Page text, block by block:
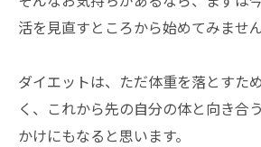
活を見直すところから始めてみません
ダイエットは、ただ体重を落とすた
く、これから先の自分の体と向き合
かけにもなると思います。